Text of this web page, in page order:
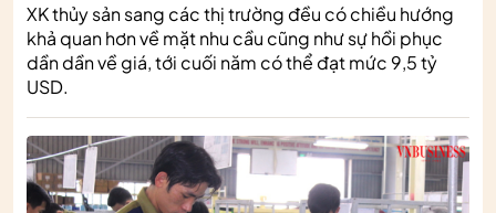
XK thủy sản sang các thị trường đều có chiều hướng
khả quan hơn về mặt nhu cầu cũng như sự hồi phục
dần dần về giá, tới cuối năm có thể đạt mức 9,5 tỷ
USD.